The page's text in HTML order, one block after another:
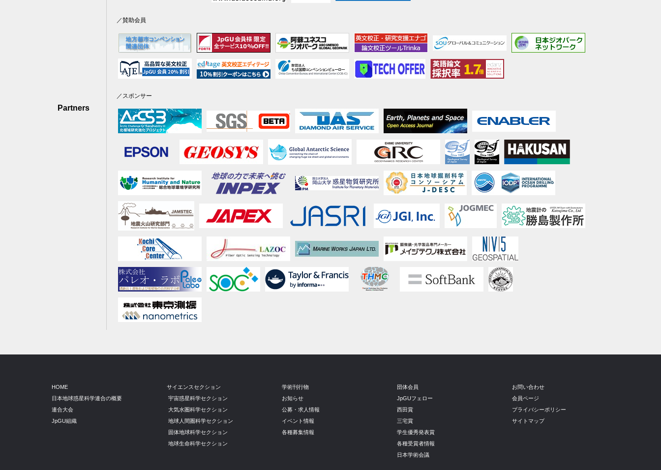
Partners
／賛助会員
／スポンサー
HOME
日本地球惑星科学連合の概要
連合大会
JpGU組織
サイエンスセクション
宇宙惑星科学セクション
大気水圏科学セクション
地球人間圏科学セクション
固体地球科学セクション
地球生命科学セクション
学術刊行物
お知らせ
公募・求人情報
イベント情報
各種募集情報
団体会員
JpGUフェロー
西田賞
三宅賞
学生優秀発表賞
各種受賞者情報
日本学術会議
お問い合わせ
会員ページ
プライバシーポリシー
サイトマップ